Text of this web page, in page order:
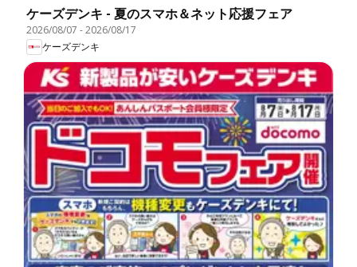
ケーズデンキ - 夏のスマホ＆ネット応援フェア
2026/08/07 -2026/08/17
ケーズデンキ